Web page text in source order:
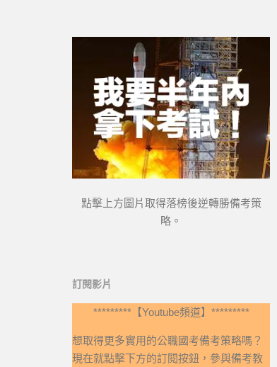
點擊上方圖片取得落榜後逆轉勝備考策
略。
訂閱影片
*********【Youtube頻道】*********
想取得更多實用的公職國考備考策略嗎？
現在就點擊下方的訂閱按鈕，參與備考教